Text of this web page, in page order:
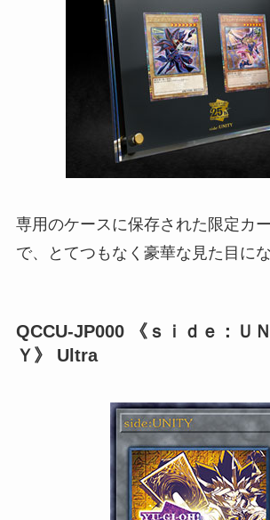
専用のケースに保存された限定カ
で、とてつもなく豪華な見た目に
QCCU-JP000 《ｓｉｄｅ：Ｕ
Ｙ》 Ultra